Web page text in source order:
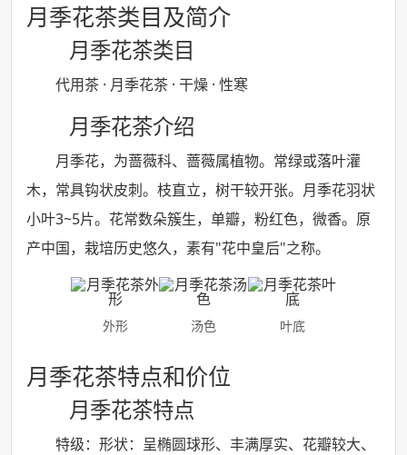
月季花茶类目及简介
月季花茶类目
代用茶 · 月季花茶 · 干燥 · 性寒
月季花茶介绍
月季花，为蔷薇科、蔷薇属植物。常绿或落叶灌
木，常具钩状皮刺。枝直立，树干较开张。月季花羽状
小叶3~5片。花常数朵簇生，单瓣，粉红色，微香。原
产中国，栽培历史悠久，素有"花中皇后"之称。
外形 汤色 叶底
月季花茶特点和价位
月季花茶特点
特级：形状：呈椭圆球形、丰满厚实、花瓣较大、